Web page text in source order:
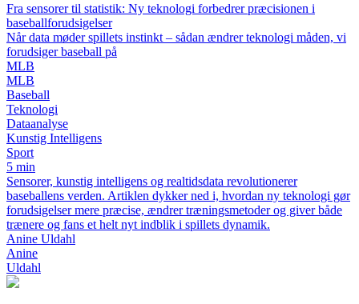
Fra sensorer til statistik: Ny teknologi forbedrer præcisionen i
baseballforudsigelser
Når data møder spillets instinkt – sådan ændrer teknologi måden, vi
forudsiger baseball på
MLB
MLB
Baseball
Teknologi
Dataanalyse
Kunstig Intelligens
Sport
5 min
Sensorer, kunstig intelligens og realtidsdata revolutionerer
baseballens verden. Artiklen dykker ned i, hvordan ny teknologi gør
forudsigelser mere præcise, ændrer træningsmetoder og giver både
trænere og fans et helt nyt indblik i spillets dynamik.
Anine Uldahl
Anine
Uldahl